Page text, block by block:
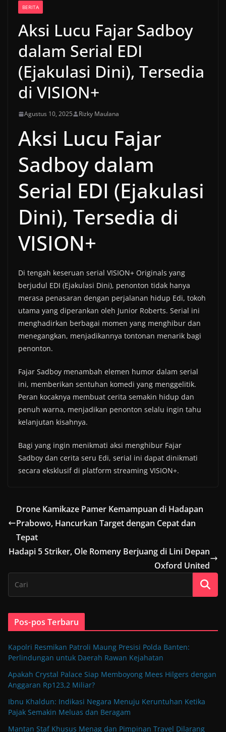
BERITA
Aksi Lucu Fajar Sadboy
dalam Serial EDI
(Ejakulasi Dini), Tersedia
di VISION+
Agustus 10, 2025 Rizky Maulana
Aksi Lucu Fajar
Sadboy dalam
Serial EDI (Ejakulasi
Dini), Tersedia di
VISION+
Di tengah keseruan serial VISION+ Originals yang
berjudul EDI (Ejakulasi Dini), penonton tidak hanya
merasa penasaran dengan perjalanan hidup Edi, tokoh
utama yang diperankan oleh Junior Roberts. Serial ini
menghadirkan berbagai momen yang menghibur dan
menegangkan, menjadikannya tontonan menarik bagi
penonton.
Fajar Sadboy menambah elemen humor dalam serial
ini, memberikan sentuhan komedi yang menggelitik.
Peran kocaknya membuat cerita semakin hidup dan
penuh warna, menjadikan penonton selalu ingin tahu
kelanjutan kisahnya.
Bagi yang ingin menikmati aksi menghibur Fajar
Sadboy dan cerita seru Edi, serial ini dapat dinikmati
secara eksklusif di platform streaming VISION+.
Drone Kamikaze Pamer Kemampuan di Hadapan
Prabowo, Hancurkan Target dengan Cepat dan
Tepat
Hadapi 5 Striker, Ole Romeny Berjuang di Lini Depan
Oxford United
Pos-pos Terbaru
Kapolri Resmikan Patroli Maung Presisi Polda Banten:
Perlindungan untuk Daerah Rawan Kejahatan
Apakah Crystal Palace Siap Memboyong Mees Hilgers dengan
Anggaran Rp123,2 Miliar?
Ibnu Khaldun: Indikasi Negara Menuju Keruntuhan Ketika
Pajak Semakin Meluas dan Beragam
Mantan Staf Khusus Menag dan Pimpinan Travel Dilarang